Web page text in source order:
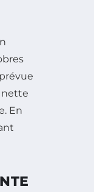
prévue
nette
En